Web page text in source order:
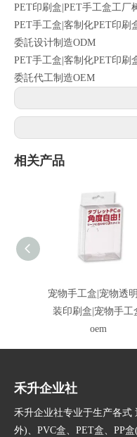
PET印刷盒|PET手工盒工厂
PET手工盒|客制化PET印刷
委託设计制造ODM
PET手工盒|客制化PET印刷
委託代工制造OEM
相关产品
宠物手工盒|宠物透
装印刷盒|宠物手工
oem
禾升企业社
禾升企业社专业于生产各式
外)、PVC盒、PET盒、PP